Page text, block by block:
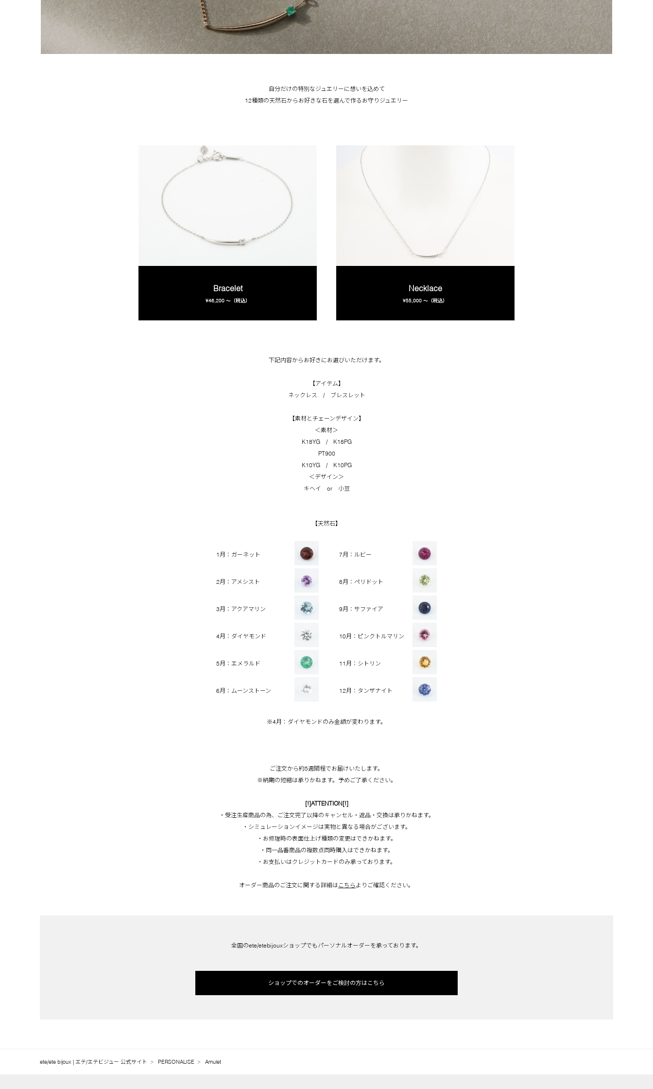
自分だけの特別なジュエリーに想いを込めて
12種類の天然石からお好きな石を選んで作るお守りジュエリー
Bracelet
¥46,200 〜（税込）
Necklace
¥55,000 〜（税込）
下記内容からお好きにお選びいただけます。
【アイテム】
ネックレス / ブレスレット
【素材とチェーンデザイン】
＜素材＞
K18YG / K18PG
PT900
K10YG / K10PG
＜デザイン＞
キヘイ or 小豆
【天然石】
1月：ガーネット 7月：ルビー
2月：アメシスト 8月：ペリドット
3月：アクアマリン 9月：サファイア
4月：ダイヤモンド 10月：ピンクトルマリン
5月：エメラルド 11月：シトリン
6月：ムーンストーン 12月：タンザナイト
※4月：ダイヤモンドのみ金額が変わります。
ご注文から約5週間程でお届けいたします。
※納期の短縮は承りかねます。予めご了承ください。
[!]ATTENTION[!]
・受注生産商品の為、ご注文完了以降のキャンセル・返品・交換は承りかねます。
・シミュレーションイメージは実物と異なる場合がございます。
・お修理時の表面仕上げ種類の変更はできかねます。
・同一品番商品の複数点同時購入はできかねます。
・お支払いはクレジットカードのみ承っております。
オーダー商品のご注文に関する詳細は こちら よりご確認ください。
全国のete/etebijouxショップでもパーソナルオーダーを承っております。
ショップでのオーダーをご検討の方はこちら
ete/ete bijoux | エテ/エテビジュー 公式サイト PERSONALISE Amulet